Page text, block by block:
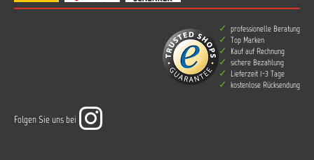
professionelle Beratung
Top Marken
Kauf auf Rechnung
sichere Bezahlung
Lieferzeit 1-3 Tage
kostenlose Rücksendung
Folgen Sie uns bei